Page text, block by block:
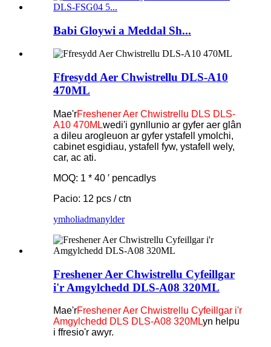
Babi Gloywi a Meddal Sh...
Ffresydd Aer Chwistrellu DLS-A10
470ML
Mae'rFreshener Aer Chwistrellu DLS DLS-
A10 470MLwedi'i gynllunio ar gyfer aer glân
a dileu arogleuon ar gyfer ystafell ymolchi,
cabinet esgidiau, ystafell fyw, ystafell wely,
car, ac ati.
MOQ: 1 * 40 ′ pencadlys
Pacio: 12 pcs / ctn
ymholiadmanylder
Freshener Aer Chwistrellu Cyfeillgar
i'r Amgylchedd DLS-A08 320ML
Mae'rFreshener Aer Chwistrellu Cyfeillgar i'r
Amgylchedd DLS DLS-A08 320MLyn helpu
i ffresio'r awyr.